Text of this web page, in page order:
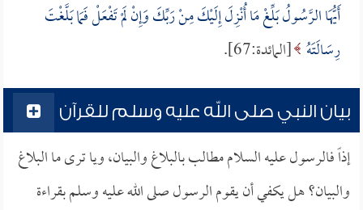
أَيُّهَا الرَّسُولُ بَلِّغْ مَا أُنْزِلَ إِلَيْكَ مِنْ رَبِّكَ وَإِنْ لَمْ تَفْعَلْ فَمَا بَلَّغْتَ
رِسَالَتَهُ [المائدة:67].
بيان النبي صلى الله عليه وسلم للقرآن
إذاً فالرسول عليه السلام مطالب بالبلاغ والبيان، ويا ترى ما البلاغ
والبيان؟ هل يكفي أن يقوم الرسول صلى الله عليه وسلم بقراءة